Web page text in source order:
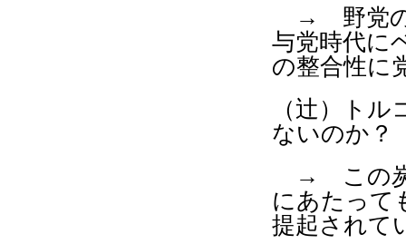
→ 野党の
与党時代に
の整合性に
（辻）ト
ないのか？
→ この炭
にあたって
提起され